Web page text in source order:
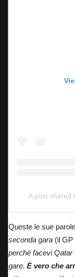
A post shared
Queste le sue
seconda gara (il GP
perchè facevi Qatar
gare. È vero che